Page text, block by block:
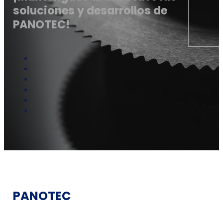
soluciones y desarrollos de
PANOTEC!
PANOTEC